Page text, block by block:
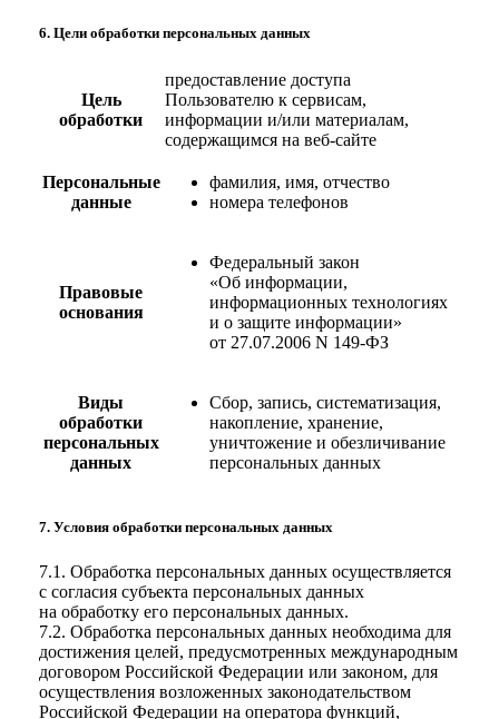
6. Цели обработки персональных данных
Цель
обработки
предоставление доступа
Пользователю к сервисам,
информации и/или материалам,
содержащимся на веб-сайте
Персональные
данные
фамилия, имя, отчество
номера телефонов
Правовые
основания
Федеральный закон
«Об информации,
информационных технологиях
и о защите информации»
от 27.07.2006 N 149-ФЗ
Виды
обработки
персональных
данных
Сбор, запись, систематизация,
накопление, хранение,
уничтожение и обезличивание
персональных данных
7. Условия обработки персональных данных
7.1. Обработка персональных данных осуществляется
с согласия субъекта персональных данных
на обработку его персональных данных.
7.2. Обработка персональных данных необходима для
достижения целей, предусмотренных международным
договором Российской Федерации или законом, для
осуществления возложенных законодательством
Российской Федерации на оператора функций,